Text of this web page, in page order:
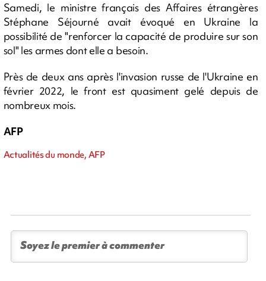
Samedi, le ministre français des Affaires étrangères
Stéphane Séjourné avait évoqué en Ukraine la
possibilité de "renforcer la capacité de produire sur son
sol" les armes dont elle a besoin.
Près de deux ans après l'invasion russe de l'Ukraine en
février 2022, le front est quasiment gelé depuis de
nombreux mois.
AFP
Actualités du monde, AFP